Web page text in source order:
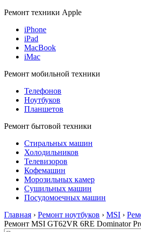
Ремонт техники Apple
iPhone
iPad
MacBook
iMac
Ремонт мобильной техники
Телефонов
Ноутбуков
Планшетов
Ремонт бытовой техники
Стиральных машин
Холодильников
Телевизоров
Кофемашин
Морозильных камер
Сушильных машин
Посудомоечных машин
Главная › Ремонт ноутбуков › MSI ›
Ремонт MSI GT62VR 6RE Dominator